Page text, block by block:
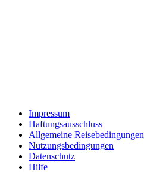
Impressum
Haftungsausschluss
Allgemeine Reisebedingungen
Nutzungsbedingungen
Datenschutz
Hilfe